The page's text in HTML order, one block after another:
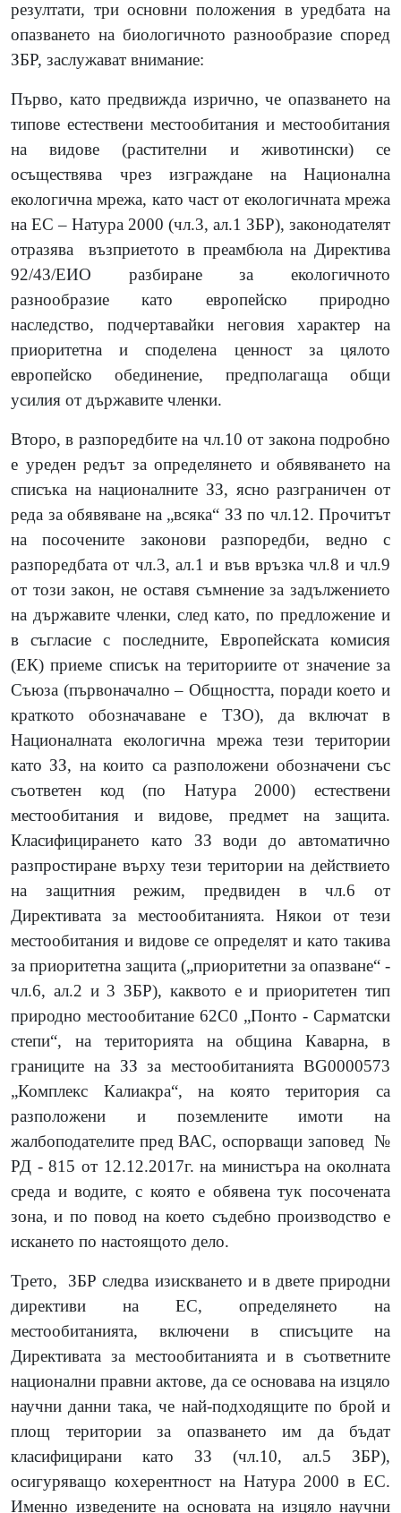
резултати, три основни положения в уредбата на
опазването на биологичното разнообразие според
ЗБР, заслужават внимание:
Първо, като предвижда изрично, че опазването на
типове естествени местообитания и местообитания
на видове (растителни и животински) се
осъществява чрез изграждане на Национална
екологична мрежа, като част от екологичната мрежа
на ЕС – Натура 2000 (чл.3, ал.1 ЗБР), законодателят
отразява
възприетото в преамбюла на Директива
92/43/ЕИО разбиране за екологичното
разнообразие като европейско природно
наследство, подчертавайки неговия характер на
приоритетна и споделена ценност за цялото
европейско обединение, предполагаща общи
усилия от държавите членки.
Второ, в разпоредбите на чл.10 от закона подробно
е уреден редът за определянето и обявяването на
списъка на националните ЗЗ, ясно разграничен от
реда за обявяване на „всяка“ ЗЗ по чл.12. Прочитът
на посочените законови разпоредби, ведно с
разпоредбата от чл.3, ал.1 и във връзка чл.8 и чл.9
от този закон, не оставя съмнение за задължението
на държавите членки, след като, по предложение и
в съгласие с последните, Европейската комисия
(ЕК) приеме списък на териториите от значение за
Съюза (първоначално – Общността, поради което и
краткото обозначаване е ТЗО), да включат в
Националната екологична мрежа тези територии
като ЗЗ, на които са разположени обозначени със
съответен код (по Натура 2000) естествени
местообитания и видове, предмет на защита.
Класифицирането като ЗЗ води до автоматично
разпростиране върху тези територии на действието
на защитния режим, предвиден в чл.6 от
Директивата за местообитанията. Някои от тези
местообитания и видове се определят и като такива
за приоритетна защита („приоритетни за опазване“ -
чл.6, ал.2 и 3 ЗБР), каквото е и приоритетен тип
природно местообитание 62С0 „Понто - Сарматски
степи“, на територията на община Каварна, в
границите на ЗЗ за местообитанията BG0000573
„Комплекс Калиакра“, на която територия са
разположени и поземлените имоти на
жалбоподателите пред ВАС, оспорващи заповед №
РД - 815 от 12.12.2017г. на министъра на околната
среда и водите, с която е обявена тук посочената
зона, и по повод на което съдебно производство е
искането по настоящото дело.
Трето,
ЗБР следва изискването и в двете природни
директиви на ЕС, определянето на
местообитанията, включени в списъците на
Директивата за местообитанията и в съответните
национални правни актове, да се основава на изцяло
научни данни така, че най-подходящите по брой и
площ територии за опазването им да бъдат
класифицирани като ЗЗ (чл.10, ал.5 ЗБР),
осигуряващо кохерентност на Натура 2000 в ЕС.
Именно изведените на основата на изцяло научни